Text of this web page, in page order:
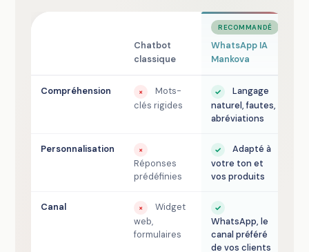
Chatbot
classique
RECOMMANDÉ
WhatsApp IA
Mankova
Compréhension ×
Mots-
clés rigides
✓
Langage
naturel, fautes,
abréviations
Personnalisation ×
Réponses
prédéfinies
✓
Adapté à
votre ton et
vos produits
Canal ×
Widget
web,
formulaires
✓
WhatsApp, le
canal préféré
de vos clients